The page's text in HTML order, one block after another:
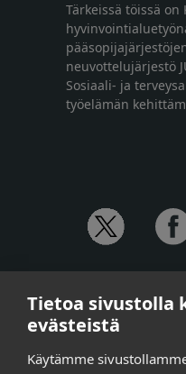
Tärkeissä töissä on
neuvottelujärjestö
Sosiaali- ja
työelämän
Anna-Mari Jaanu,
puh. +358 50 572
Henna Honkalo,
Tietoa sivustolla
evästeistä
Käytämme